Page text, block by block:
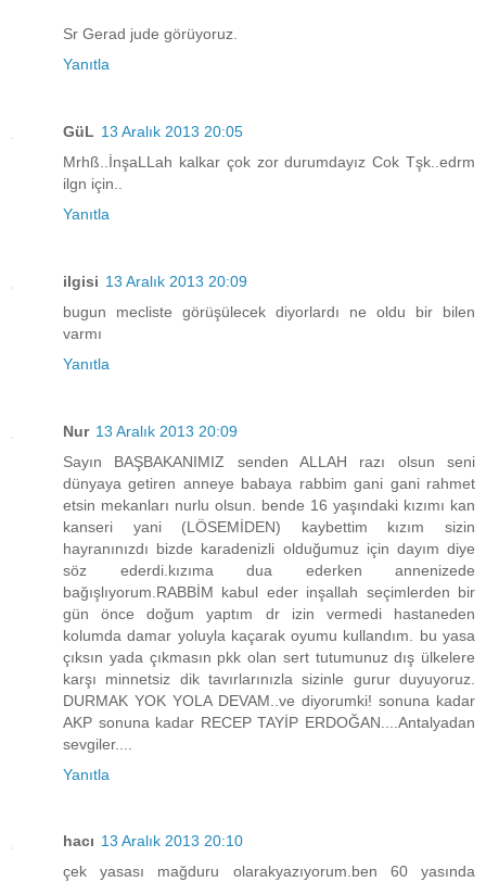
Sr Gerad jude görüyoruz.
Yanıtla
GüL 13 Aralık 2013 20:05
Mrhß..İnşaLLah kalkar çok zor durumdayız Cok Tşk..edrm
ilgn için..
Yanıtla
ilgisi 13 Aralık 2013 20:09
bugun mecliste görüşülecek diyorlardı ne oldu bir bilen
varmı
Yanıtla
Nur 13 Aralık 2013 20:09
Sayın BAŞBAKANIMIZ senden ALLAH razı olsun seni
dünyaya getiren anneye babaya rabbim gani gani rahmet
etsin mekanları nurlu olsun. bende 16 yaşındaki kızımı kan
kanseri yani (LÖSEMİDEN) kaybettim kızım sizin
hayranınızdı bizde karadenizli olduğumuz için dayım diye
söz ederdi.kızıma dua ederken annenizede
bağışlıyorum.RABBİM kabul eder inşallah seçimlerden bir
gün önce doğum yaptım dr izin vermedi hastaneden
kolumda damar yoluyla kaçarak oyumu kullandım. bu yasa
çıksın yada çıkmasın pkk olan sert tutumunuz dış ülkelere
karşı minnetsiz dik tavırlarınızla sizinle gurur duyuyoruz.
DURMAK YOK YOLA DEVAM..ve diyorumki! sonuna kadar
AKP sonuna kadar RECEP TAYİP ERDOĞAN....Antalyadan
sevgiler....
Yanıtla
hacı 13 Aralık 2013 20:10
çek yasası mağduru olarakyazıyorum.ben 60 yasında